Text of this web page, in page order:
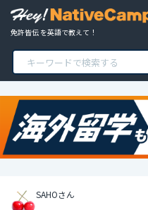
免許皆伝 を英語で教えて！
SAHOさん